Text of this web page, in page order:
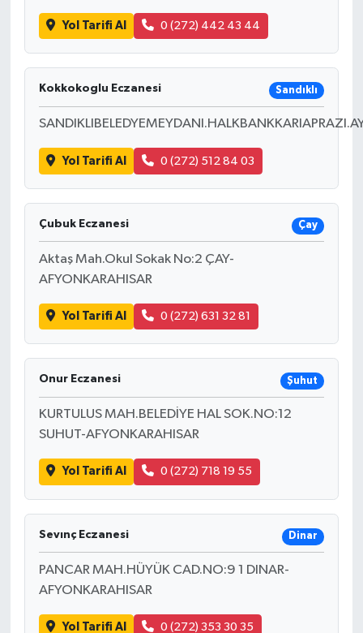
Yol Tarifi Al 0 (272) 442 43 44
Kokkokoglu Eczanesi Sandıklı
Yol Tarifi Al 0 (272) 512 84 03
Çubuk Eczanesi Çay
Aktaş Mah.Okul Sokak No:2 ÇAY-
AFYONKARAHISAR
Yol Tarifi Al 0 (272) 631 32 81
Onur Eczanesi Şuhut
KURTULUS MAH.BELEDİYE HAL SOK.NO:12
SUHUT-AFYONKARAHISAR
Yol Tarifi Al 0 (272) 718 19 55
Sevınç Eczanesi Dinar
PANCAR MAH.HÜYÜK CAD.NO:9 1 DINAR-
AFYONKARAHISAR
Yol Tarifi Al 0 (272) 353 30 35